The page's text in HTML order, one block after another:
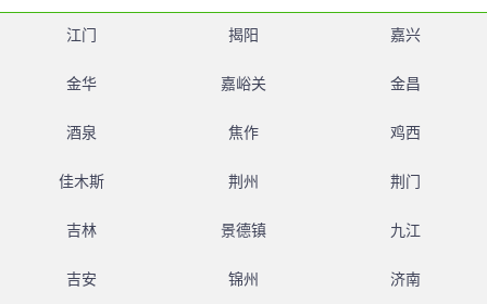
江门 揭阳 嘉兴
金华 嘉峪关 金昌
酒泉 焦作 鸡西
佳木斯 荆州 荆门
吉林 景德镇 九江
吉安 锦州 济南